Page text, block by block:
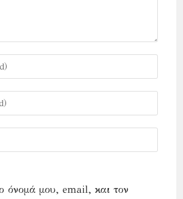
όνομά μου, email, και τον